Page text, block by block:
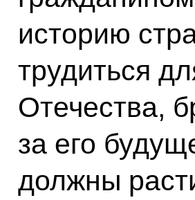
историю
трудиться
Отечества,
за его
должны